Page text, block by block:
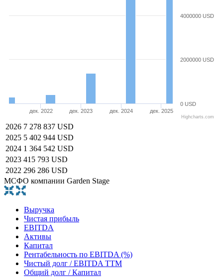
дек. 2022 дек. 2023 дек. 2024 дек. 2025
0 USD
2000000 USD
4000000 USD
Highcharts.com
2026 7 278 837 USD
2025 5 402 944 USD
2024 1 364 542 USD
2023 415 793 USD
2022 296 286 USD
МСФО компании Garden Stage
Выручка
Чистая прибыль
EBITDA
Активы
Капитал
Рентабельность по EBITDA (%)
Чистый долг / EBITDA TTM
Общий долг / Капитал